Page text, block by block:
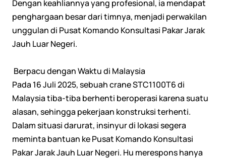
Dengan keahliannya yang profesional, ia mendapat
penghargaan besar dari timnya, menjadi perwakilan
unggulan di Pusat Komando Konsultasi Pakar Jarak
Jauh Luar Negeri.
Berpacu dengan Waktu di Malaysia
Pada 16 Juli 2025, sebuah crane STC1100T6 di
Malaysia tiba-tiba berhenti beroperasi karena suatu
alasan, sehingga pekerjaan konstruksi terhenti.
Dalam situasi darurat, insinyur di lokasi segera
meminta bantuan ke Pusat Komando Konsultasi
Pakar Jarak Jauh Luar Negeri. Hu merespons hanya